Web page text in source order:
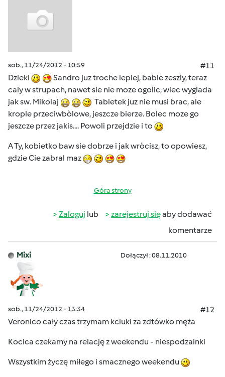
sob., 11/24/2012 - 10:59
#11
Dzieki
Sandro juz troche lepiej, bable zeszly, teraz
caly w strupach, nawet sie nie moze ogolic, wiec wyglada
jak sw. Mikolaj
Tabletek juz nie musi brac, ale
krople przeciwbòlowe, jeszcze bierze. Bolec moze go
jeszcze przez jakis.... Powoli przejdzie i to
A Ty, kobietko baw sie dobrze i jak wròcisz, to opowiesz,
gdzie Cie zabral maz
Góra strony
Zaloguj lub zarejestruj sięaby dodawać
komentarze
Mixi Dołączył : 08.11.2010
sob., 11/24/2012 - 13:34
#12
Veronico cały czas trzymam kciuki za zdtówko męża
Kocica czekamy na relację z weekendu - niespodzainki
Wszystkim życzę miłego i smacznego weekendu